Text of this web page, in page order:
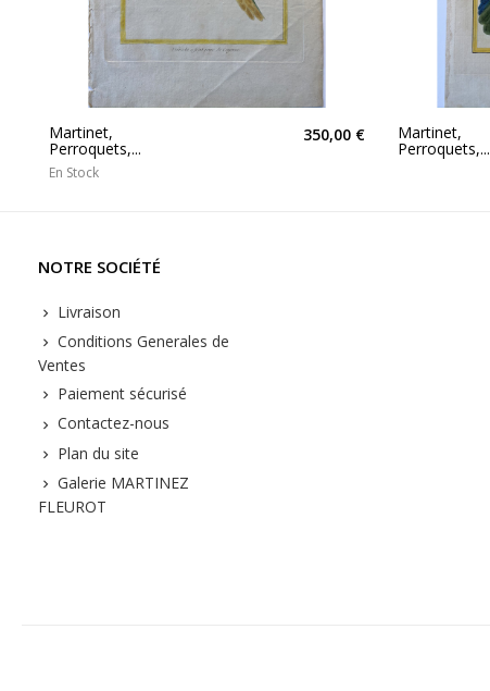
Martinet,
Perroquets,...
350,00 €
En Stock
Martinet,
Perroquets,...
NOTRE SOCIÉTÉ
Livraison
Conditions Generales de
Ventes
Paiement sécurisé
Contactez-nous
Plan du site
Galerie MARTINEZ
FLEUROT